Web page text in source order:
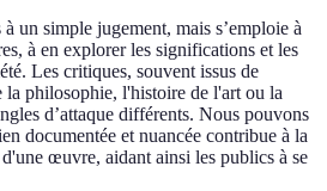
un simple jugement, mais s’emploie à
à en explorer les significations et les
Les critiques, souvent issus de
la philosophie, l'histoire de l'art ou la
d’attaque différents. Nous pouvons
documentée et nuancée contribue à la
œuvre, aidant ainsi les publics à se